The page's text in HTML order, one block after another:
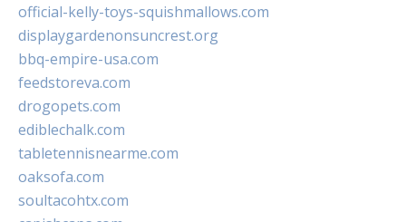
official-kelly-toys-squishmallows.com
displaygardenonsuncrest.org
bbq-empire-usa.com
feedstoreva.com
drogopets.com
ediblechalk.com
tabletennisnearme.com
oaksofa.com
soultacohtx.com